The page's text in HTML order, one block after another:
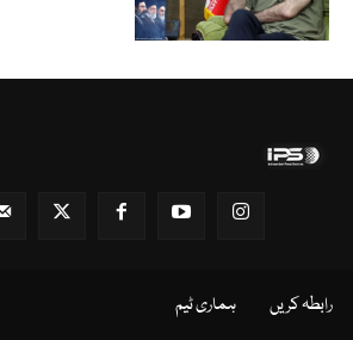
رابطہ کریں ہماری ٹیم